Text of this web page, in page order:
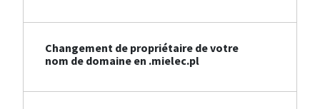
Changement de propriétaire de votre
nom de domaine en .mielec.pl